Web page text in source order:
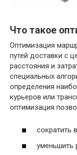
Что такое
Оптимизация
путей доставки с
расстояния и
специальных
определения
курьеров или
оптимизация
сократить
уменьшить